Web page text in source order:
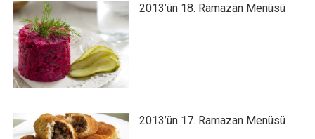
2013’ün 18. Ramazan Menüsü
2013’ün 17. Ramazan Menüsü